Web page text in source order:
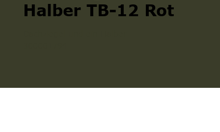
Halber TB-12 Rot